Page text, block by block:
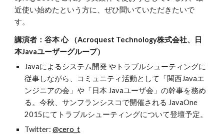
近使い始めたという方に、ぜひ聞いていただきたいで
す。
講演者：谷本 心 （Acroquest Technology株式会社、日
本Javaユーザーグループ）
Javaによるシステム開発 やトラブルシューティングに
従事しながら、コミュニティ活動として「関西Javaエ
ンジニアの会」や「日本 Javaユーザ会」の幹事を務め
る。今秋、サンフランシスコで開催される JavaOne
2015にてトラブルシューティングについて登壇予定。
Twitter: @cero_t